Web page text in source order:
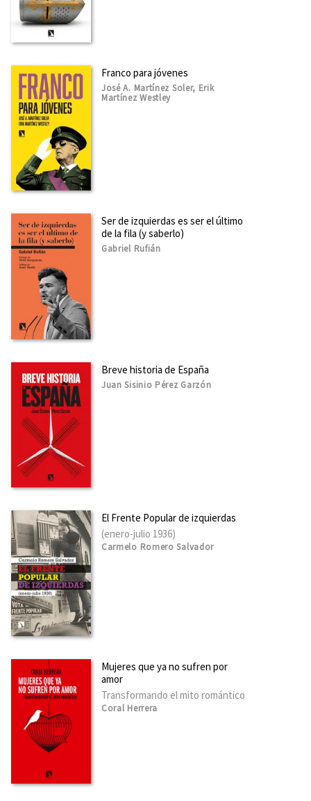
Franco para jóvenes
José A. Martínez Soler, Erik
Martínez Westley
Ser de izquierdas es ser el último
de la fila (y saberlo)
Gabriel Rufián
Breve historia de España
Juan Sisinio Pérez Garzón
El Frente Popular de izquierdas
(enero-julio 1936)
Carmelo Romero Salvador
Mujeres que ya no sufren por
amor
Transformando el mito romántico
Coral Herrera